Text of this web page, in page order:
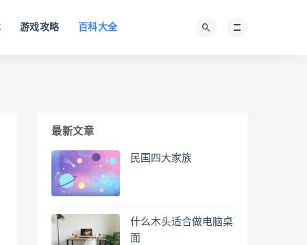
游戏攻略 百科大全
最新文章
民国四大家族
什么木头适合做电脑桌
面